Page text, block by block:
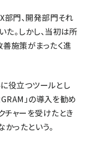
部門、開発部門それ
。しかし、当初は所
施策がまったく進
役立つツールとし
」の導入を勧め
チャーを受けたとき
ったという。